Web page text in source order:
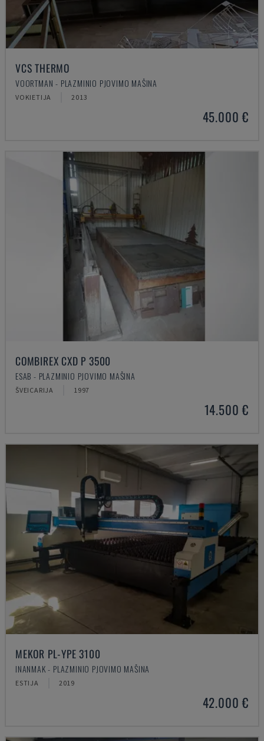
VCS THERMO
VOORTMAN - PLAZMINIO PJOVIMO MAŠINA
VOKIETIJA 2013
45.000 €
COMBIREX CXD P 3500
ESAB - PLAZMINIO PJOVIMO MAŠINA
ŠVEICARIJA 1997
14.500 €
MEKOR PL-YPE 3100
INANMAK - PLAZMINIO PJOVIMO MAŠINA
ESTIJA 2019
42.000 €